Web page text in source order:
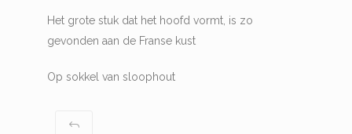
Het grote stuk dat het hoofd vormt, is zo
gevonden aan de Franse kust
Op sokkel van sloophout